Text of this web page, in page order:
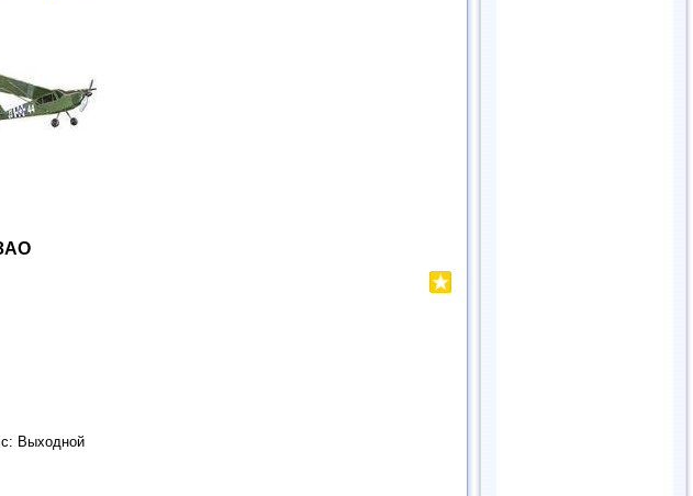
Выходной